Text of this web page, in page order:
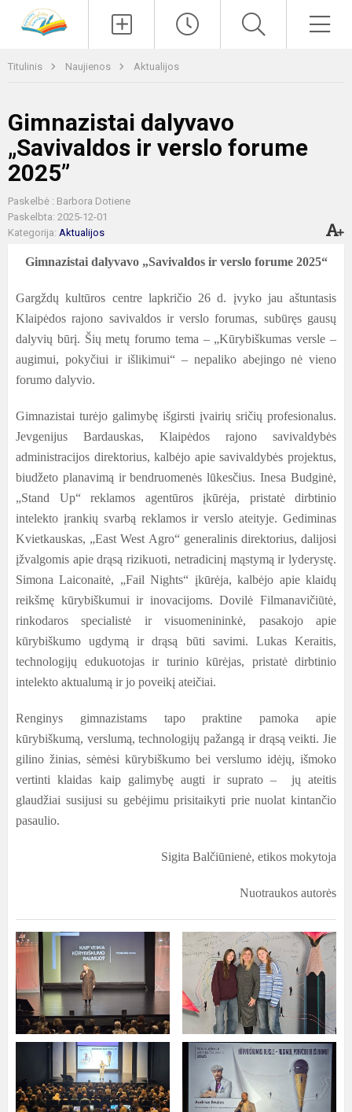
Titulinis Naujienos Aktualijos
Gimnazistai dalyvavo
„Savivaldos ir verslo forume
2025”
Paskelbė : Barbora Dotiene
Paskelbta: 2025-12-01
Kategorija: Aktualijos
Gimnazistai dalyvavo „Savivaldos ir verslo forume 2025“
Gargždų kultūros centre lapkričio 26 d. įvyko jau aštuntasis
Klaipėdos rajono savivaldos ir verslo forumas, subūręs gausų
dalyvių būrį. Šių metų forumo tema – „Kūrybiškumas versle –
augimui, pokyčiui ir išlikimui“ – nepaliko abejingo nė vieno
forumo dalyvio.
Gimnazistai turėjo galimybę išgirsti įvairių sričių profesionalus.
Jevgenijus Bardauskas, Klaipėdos rajono savivaldybės
administracijos direktorius, kalbėjo apie savivaldybės projektus,
biudžeto planavimą ir bendruomenės lūkesčius. Inesa Budginė,
„Stand Up“ reklamos agentūros įkūrėja, pristatė dirbtinio
intelekto įrankių svarbą reklamos ir verslo ateityje. Gediminas
Kvietkauskas, „East West Agro“ generalinis direktorius, dalijosi
įžvalgomis apie drąsą rizikuoti, netradicinį mąstymą ir lyderystę.
Simona Laiconaitė, „Fail Nights“ įkūrėja, kalbėjo apie klaidų
reikšmę kūrybiškumui ir inovacijoms. Dovilė Filmanavičiūtė,
rinkodaros specialistė ir visuomenininkė, pasakojo apie
kūrybiškumo ugdymą ir drąsą būti savimi. Lukas Keraitis,
technologijų edukuotojas ir turinio kūrėjas, pristatė dirbtinio
intelekto aktualumą ir jo poveikį ateičiai.
Renginys gimnazistams tapo praktine pamoka apie
kūrybiškumą, verslumą, technologijų pažangą ir drąsą veikti. Jie
gilino žinias, sėmėsi kūrybiškumo bei verslumo idėjų, išmoko
vertinti klaidas kaip galimybę augti ir suprato – jų ateitis
glaudžiai susijusi su gebėjimu prisitaikyti prie nuolat kintančio
pasaulio.
Sigita Balčiūnienė, etikos mokytoja
Nuotraukos autorės